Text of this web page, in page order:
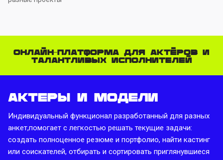
Онлайн-платформа для актёров и
талантливых исполнителей
Актеры и модели
Индивидуальный функционал разработанный для разных
анкет,помогает с легкостью решать текущие задачи:
создать полноценное резюме и портфолио, найти кастинг
или соискателей, отбирать и сортировать приглянувшиеся